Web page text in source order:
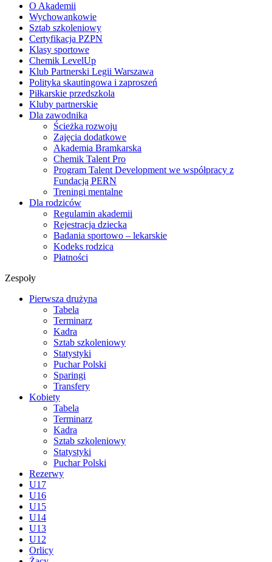
O Akademii
Wychowankowie
Sztab szkoleniowy
Certyfikacja PZPN
Klasy sportowe
Chemik LevelUp
Klub Partnerski Legii Warszawa
Polityka skautingowa i zaproszeń
Piłkarskie przedszkola
Kluby partnerskie
Dla zawodnika
Ścieżka rozwoju
Zajęcia dodatkowe
Akademia Bramkarska
Chemik Talent Pro
Program Talent Development we współpracy z
Fundacją PERN
Treningi mentalne
Dla rodziców
Regulamin akademii
Rejestracja dziecka
Badania sportowo – lekarskie
Kodeks rodzica
Płatności
Zespoły
Pierwsza drużyna
Tabela
Terminarz
Kadra
Sztab szkoleniowy
Statystyki
Puchar Polski
Sparingi
Transfery
Kobiety
Tabela
Terminarz
Kadra
Sztab szkoleniowy
Statystyki
Puchar Polski
Rezerwy
U17
U16
U15
U14
U13
U12
Orlicy